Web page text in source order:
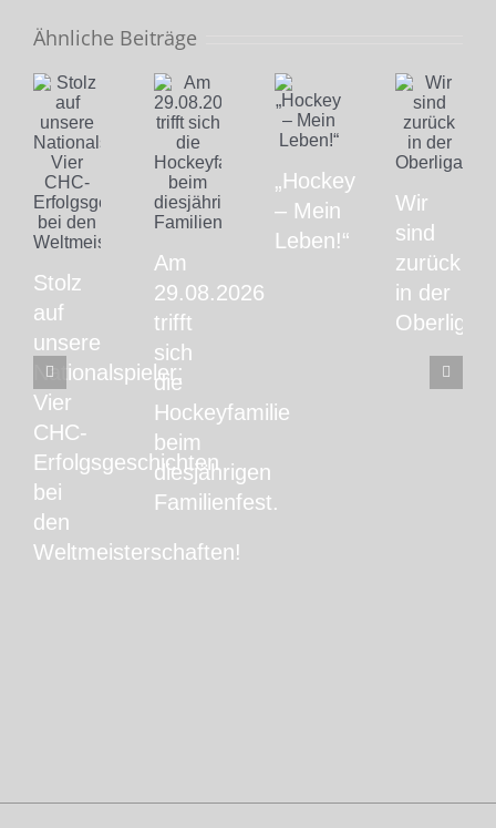
Ähnliche Beiträge
Stolz
auf
unsere
Nationalspieler:
Vier
CHC-
Erfolgsgeschichten
bei
den
Weltmeisterschaften!
Am
29.08.2026
trifft
sich
die
Hockeyfamilie
beim
diesjährigen
Familienfest.
„Hockey
– Mein
Leben!“
Wir
sind
zurück
in der
Oberliga!